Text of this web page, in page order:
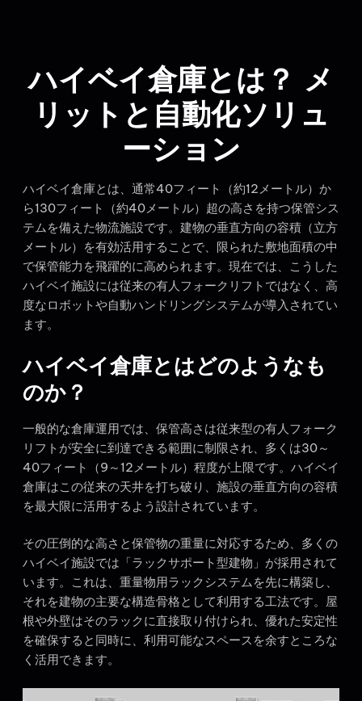
ハイベイ倉庫とは？ メ
リットと自動化ソリュ
ーション
ハイベイ倉庫とは、通常40フィート（約12メートル）か
ら130フィート（約40メートル）超の高さを持つ保管シス
テムを備えた物流施設です。建物の垂直方向の容積（立方
メートル）を有効活用することで、限られた敷地面積の中
で保管能力を飛躍的に高められます。現在では、こうした
ハイベイ施設には従来の有人フォークリフトではなく、高
度なロボットや自動ハンドリングシステムが導入されてい
ます。
ハイベイ倉庫とはどのようなも
のか？
一般的な倉庫運用では、保管高さは従来型の有人フォーク
リフトが安全に到達できる範囲に制限され、多くは30～
40フィート（9～12メートル）程度が上限です。ハイベイ
倉庫はこの従来の天井を打ち破り、施設の垂直方向の容積
を最大限に活用するよう設計されています。
その圧倒的な高さと保管物の重量に対応するため、多くの
ハイベイ施設では「ラックサポート型建物」が採用されて
います。これは、重量物用ラックシステムを先に構築し、
それを建物の主要な構造骨格として利用する工法です。屋
根や外壁はそのラックに直接取り付けられ、優れた安定性
を確保すると同時に、利用可能なスペースを余すところな
く活用できます。